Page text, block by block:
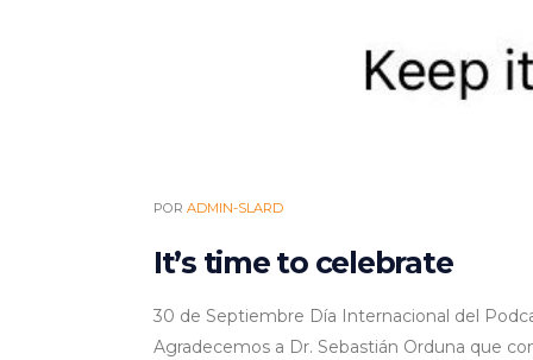
POR ADMIN-SLARD
It’s time to celebrate
30 de Septiembre Día Internacional del
Agradecemos a Dr. Sebastián Orduna que